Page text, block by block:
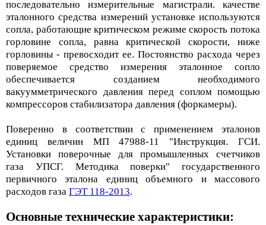
последовательно измерительные магистрали. качестве
эталонного средства измерений установке используются
сопла, работающие критическом режиме скорость потока
горловине сопла, равна критической скорости, ниже
горловины - превосходит ее. Постоянство расхода через
поверяемое средство измерения эталонное сопло
обеспечивается созданием необходимого
вакуумметрического давления перед соплом помощью
компрессоров стабилизатора давления (форкамеры).
Поверенно в соответствии с применением эталонов
единиц величин МП 47988-11 "Инструкция. ГСИ.
Установки поверочные для промышленных счетчиков
газа УПСГ. Методика поверки" государственного
первичного эталона единиц объемного и массового
расходов газа ГЭТ 118-2013.
Основные технические характеристики: